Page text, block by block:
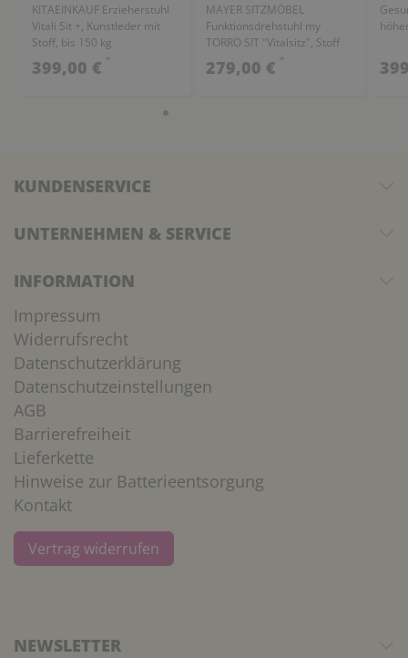
KITAEINKAUF Erzieherstuhl
Vitali Sit +, Kunstleder mit
Stoff, bis 150 kg
399,00 € *
MAYER SITZMÖBEL
Funktionsdrehstuhl my
TORRO SIT "Vitalsitz", Stoff
279,00 € *
KUNDENSERVICE
UNTERNEHMEN & SERVICE
INFORMATION
Impressum
Widerrufsrecht
Datenschutzerklärung
Datenschutzeinstellungen
AGB
Barrierefreiheit
Lieferkette
Hinweise zur Batterieentsorgung
Kontakt
Vertrag widerrufen
NEWSLETTER